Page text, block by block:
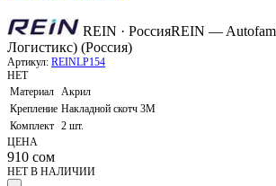
REIN · РоссияREIN —
Логистикс) (Россия)
Артикул: REINLP154
НЕТ
Материал
Акрил
Крепление Накладной скотч 3М
Комплект 2 шт.
ЦЕНА
910 сом
НЕТ В НАЛИЧИИ